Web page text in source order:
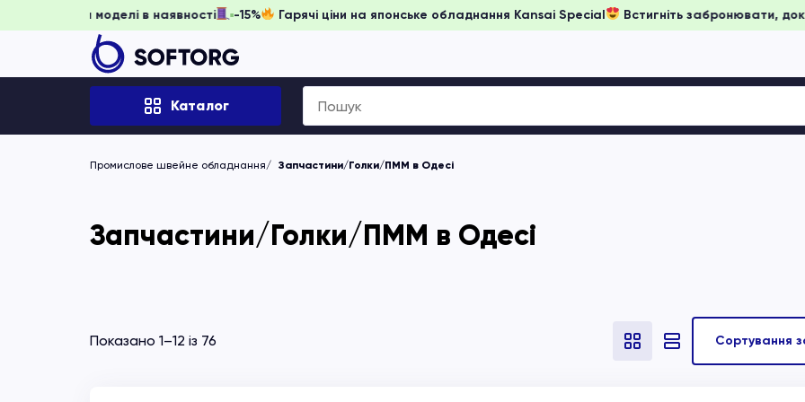
забронювати, доки моделі в наявності -15% Гарячі ціни на японське обладнання Kansai Special Встигніть
Каталог
Search
for:
Промислове швейне обладнання Запчастини/Голки/ПММ в Одесі
Запчастини/Голки/ПММ в Одесі
Показано 1–12 із 76